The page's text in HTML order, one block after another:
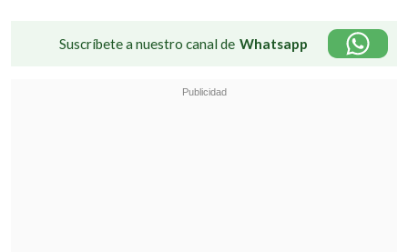
Suscríbete a nuestro canal de Whatsapp